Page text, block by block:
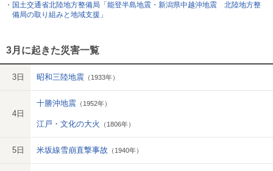
国土交通省北陸地方整備局「能登半島地震・新潟県中越沖地震 北陸地方整
備局の取り組みと地域支援」
3月に起きた災害一覧
3日 昭和三陸地震 （1933年）
4日
十勝沖地震 （1952年）
江戸・文化の大火 （1806年）
5日 米坂線雪崩直撃事故 （1940年）